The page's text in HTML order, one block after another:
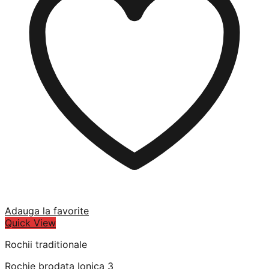
Adauga la favorite
Quick View
Rochii traditionale
Rochie brodata Ionica 3